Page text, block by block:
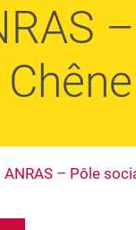
ANRAS – Pôle